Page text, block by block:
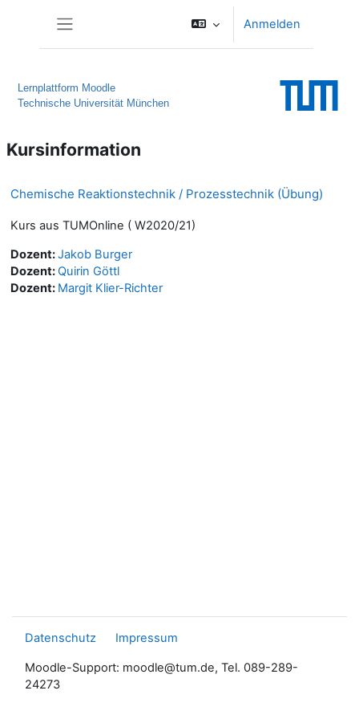
Anmelden
Lernplattform Moodle
Technische Universität München
Kursinformation
Chemische Reaktionstechnik / Prozesstechnik (Übung)
Kurs aus TUMOnline ( W2020/21)
Dozent:Jakob Burger
Dozent:Quirin Göttl
Dozent: Margit Klier-Richter
Datenschutz Impressum
Moodle-Support: moodle@tum.de, Tel. 089-289-
24273